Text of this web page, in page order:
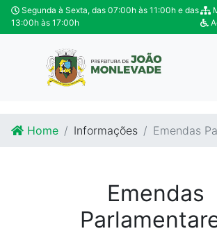
Ir para o conteúdo
Ir para o fim do conteúdo
Segunda à Sexta, das 07:00h às 11:00h e das
13:00h às 17:00h
Home Informações Emendas
Emendas